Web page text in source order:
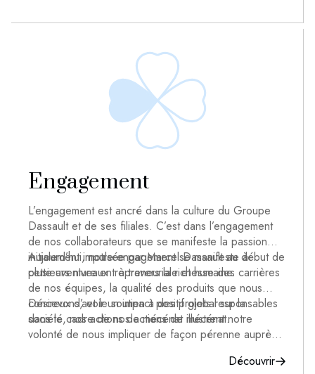
Engagement
L’engagement est ancré dans la culture du Groupe
Dassault et de ses filiales. C’est dans l’engagement
de nos collaborateurs que se manifeste la passion
initialement impulsée par Marcel Dassault au début de
cette aventure entrepreneuriale et humaine.
Aujourd’hui, notre engagement se manifeste à
plusieurs niveaux : à travers la richesse des carrières
de nos équipes, la qualité des produits que nous
concevons, et le soutien à des projets responsables
dans le cadre de nos actions de mécénat.
Désireux d’avoir un impact positif global sur la
société, nos actions de mécénat illustrent notre
volonté de nous impliquer de façon pérenne auprès
grands thèmes que sont : la santé et la recherche
Découvrir